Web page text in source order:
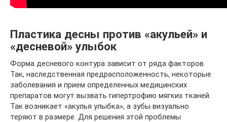
Пластика десны против «акульей» и
«десневой» улыбок
Форма десневого контура зависит от ряда факторов.
Так, наследственная предрасположенность, некоторые
заболевания и прием определенных медицинских
препаратов могут вызвать гипертрофию мягких тканей.
Так возникает «акулья улыбка», а зубы визуально
теряют в размере. Для решения этой проблемы